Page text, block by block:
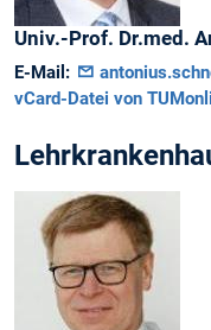
Univ.-Prof. Dr.med.
E-Mail:
vCard-Datei von